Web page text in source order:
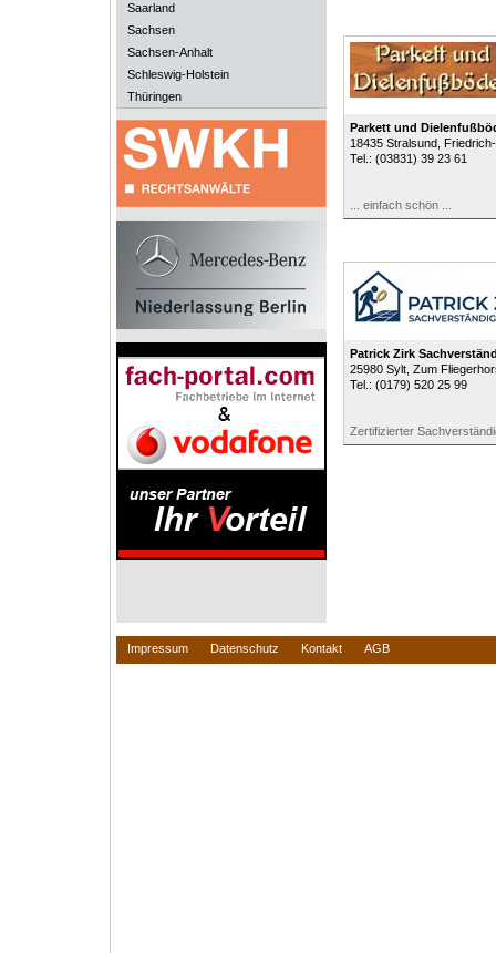
Saarland
Sachsen
Sachsen-Anhalt
Schleswig-Holstein
Thüringen
Parkett und
18435 Stralsund,
Tel.: (03831) 39 23 61
... einfach schön ...
Patrick Zirk
25980 Sylt, Zum
Tel.: (0179) 520 25 99
Zertifizierter
Impressum Datenschutz Kontakt AGB